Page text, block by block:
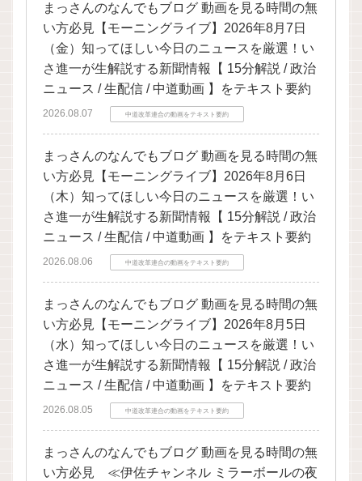
まっさんのなんでもブログ 動画を見る時間の無
い方必見【モーニングライブ】2026年8月7日
（金）知ってほしい今日のニュースを厳選！い
さ進一が生解説する新聞情報【 15分解説 / 政治
ニュース / 生配信 / 中道動画 】をテキスト要約
2026.08.07 中道改革連合の動画をテキスト要約
まっさんのなんでもブログ 動画を見る時間の無
い方必見【モーニングライブ】2026年8月6日
（木）知ってほしい今日のニュースを厳選！い
さ進一が生解説する新聞情報【 15分解説 / 政治
ニュース / 生配信 / 中道動画 】をテキスト要約
2026.08.06 中道改革連合の動画をテキスト要約
まっさんのなんでもブログ 動画を見る時間の無
い方必見【モーニングライブ】2026年8月5日
（水）知ってほしい今日のニュースを厳選！い
さ進一が生解説する新聞情報【 15分解説 / 政治
ニュース / 生配信 / 中道動画 】をテキスト要約
2026.08.05 中道改革連合の動画をテキスト要約
まっさんのなんでもブログ 動画を見る時間の無
い方必見 ≪伊佐チャンネル ミラーボールの夜